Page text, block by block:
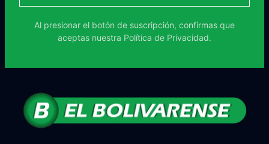
Al presionar el botón de suscripción, confirmas que
aceptas nuestra Política de Privacidad.